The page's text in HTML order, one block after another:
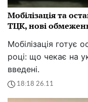
Мобілізація та
ТЦК, нові
Мобілізація готує
році: що чекає на
введені.
18:18 26.11